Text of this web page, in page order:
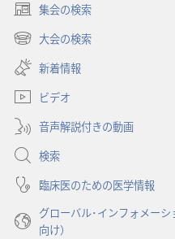
集会の検索
（新
し
タ
で
開
く）
大会の検索
（新
し
い
タ
ブ
で
開
く）
新着情報
ビデオ
音声解説付きの動画
検索
臨床医のための医学情報
グローバル･インフォメー
向け）